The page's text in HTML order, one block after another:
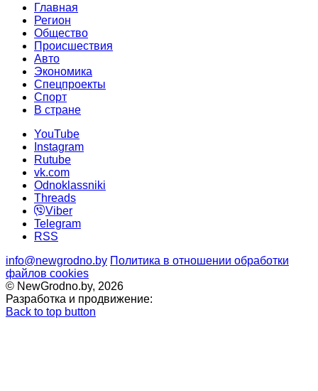
Главная
Регион
Общество
Происшествия
Авто
Экономика
Спецпроекты
Cпорт
В стране
YouTube
Instagram
Rutube
vk.com
Odnoklassniki
Threads
Viber
Telegram
RSS
info@newgrodno.by Политика в отношении обработки
файлов cookies
© NewGrodno.by, 2026
Разработка и продвижение:
Back to top button